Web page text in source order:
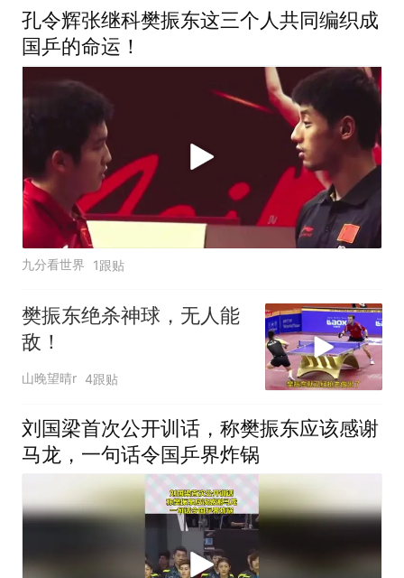
孔令辉张继科樊振东这三个人共同编织成
国乒的命运！
九分看世界 1跟贴
樊振东绝杀神球，无人能
敌！
山晚望晴r 4跟贴
刘国梁首次公开训话，称樊振东应该感谢
马龙，一句话令国乒界炸锅